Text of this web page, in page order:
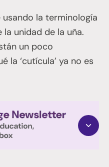
la terminología
unidad de la uña.
un poco
la ‘cutícula’ ya no es